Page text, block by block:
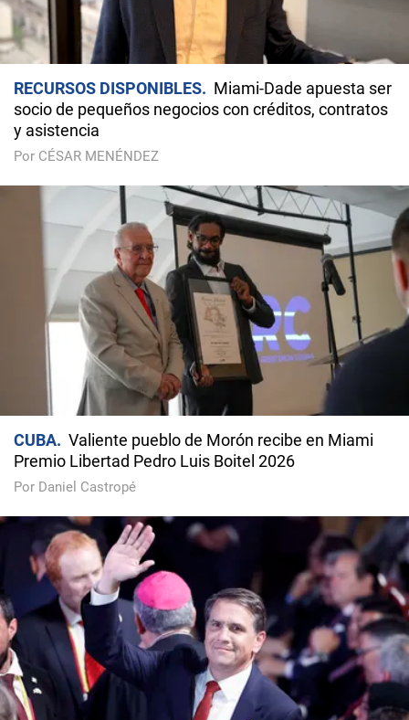
RECURSOS DISPONIBLES
Miami-Dade apuesta ser
socio de pequeños negocios con créditos, contratos
y asistencia
Por CÉSAR MENÉNDEZ
CUBA
Valiente pueblo de Morón recibe en Miami
Premio Libertad Pedro Luis Boitel 2026
Por Daniel Castropé